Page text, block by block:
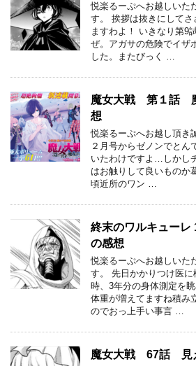
悦楽るーぷへお越しいた
す。 挨拶は抜きにしてさ
ますわよ！ いきなり第9
ぜ。アガサの危険でイザ
した。またびっく …
魔女大戦 第１話
想
悦楽るーぷへお越し頂き
２月号からゼノンでとん
いたわけですよ…しかし
はお触りして良いものか
頃近所のワン …
終末のワルキュー
の感想
悦楽るーぷへお越しいた
す。 先日かかりつけ医
時、3年分の身体測定を
体重が増えてますね積み
のでおっ上手い事言 …
魔女大戦 67話 見